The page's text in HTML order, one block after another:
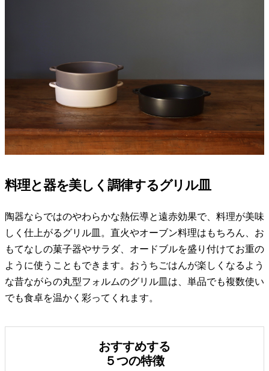
料理と器を美しく調律するグリル皿
陶器ならではのやわらかな熱伝導と遠赤効果で、料理が美味
しく仕上がるグリル皿。直火やオーブン料理はもちろん、お
もてなしの菓子器やサラダ、オードブルを盛り付けてお重の
ように使うこともできます。おうちごはんが楽しくなるよう
な昔ながらの丸型フォルムのグリル皿は、単品でも複数使い
でも食卓を温かく彩ってくれます。
おすすめする
５つの特徴